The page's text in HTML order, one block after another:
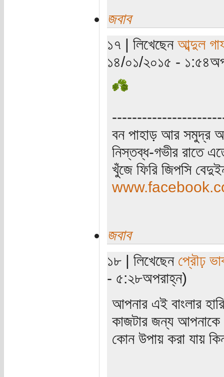
জবাব
১৭ | লিখেছেন আব্দুল
১৪/০১/২০১৫ -
বন পাহাড় আর সমুদ্র
নিস্তব্ধ-গভীর রাতে
খুঁজে ফিরি জিপসি
জবাব
১৮ | লিখেছেন প্রৌঢ়
- ৫:২৮অপরাহ্ন)
আপনার এই বাংলার
কাজটার জন্য আপনাকে
কোন উপায় করা যায়